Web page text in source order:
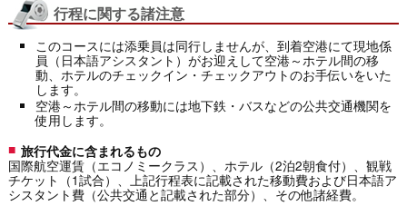
行程に関する諸注意
このコースには添乗員は同行しませんが、到着空港にて現地係
員（日本語アシスタント）がお迎えして空港～ホテル間の移
動、ホテルのチェックイン・チェックアウトのお手伝いをいた
します。
空港～ホテル間の移動には地下鉄・バスなどの公共交通機関を
使用します。
旅行代金に含まれるもの
国際航空運賃（エコノミークラス）、ホテル（2泊2朝食付）、観戦
チケット（1試合）、上記行程表に記載された移動費および日本語ア
シスタント費（公共交通と記載された部分）、その他諸経費。